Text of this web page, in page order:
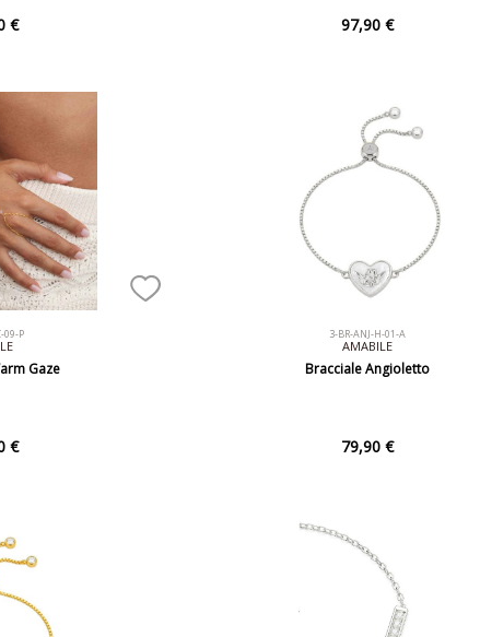
€ 97,90 €
09-P
Gaze
€
3-BR-ANJ-H-01-A
AMABILE
Bracciale Angioletto
79,90 €